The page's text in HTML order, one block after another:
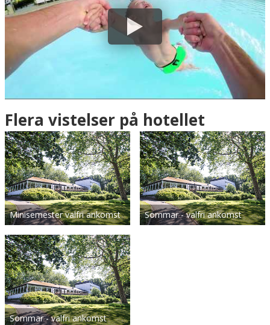
Hitta resvägen❯
Hotellets GPS-koordinater
E 011&deg; 41.493'
Flera vistelser på hotellet
Minisemester valfri ankomst Sommar - valfri ankomst
Sommar - valfri ankomst